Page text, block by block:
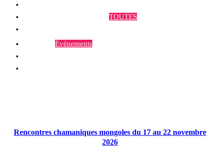
TOUTES
Événements
Rencontres chamaniques mongoles du 17 au 22 novembre
2026